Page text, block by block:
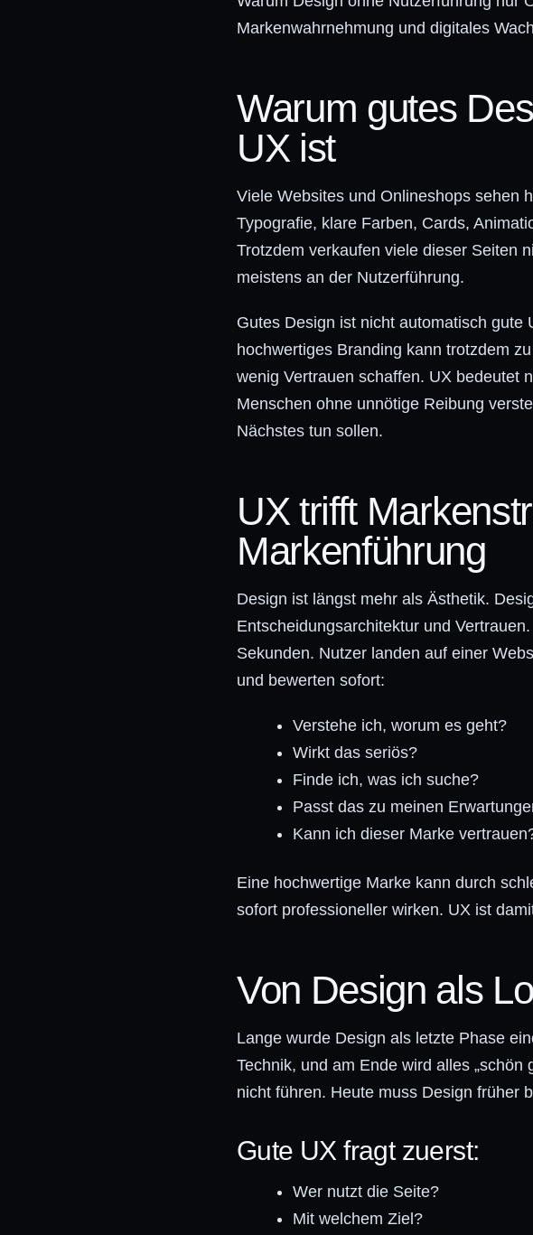
Markenwahrnehmung und digitales
Warum gutes
UX ist
Viele Websites und Onlineshops sehen
Typografie, klare Farben, Cards,
Trotzdem verkaufen viele dieser Seiten
meistens an der Nutzerführung.
Gutes Design ist nicht automatisch
hochwertiges Branding kann trotzdem
wenig Vertrauen schaffen. UX bedeutet
Menschen ohne unnötige Reibung
Nächstes tun sollen.
UX trifft
Markenführung
Design ist längst mehr als Ästhetik.
Entscheidungsarchitektur und
Sekunden. Nutzer landen auf einer
und bewerten sofort:
Verstehe ich, worum es geht?
Wirkt das seriös?
Finde ich, was ich suche?
Passt das zu meinen
Kann ich dieser Marke
Eine hochwertige Marke kann durch
sofort professioneller wirken. UX ist
Von Design als
Lange wurde Design als letzte Phase
Technik, und am Ende wird alles
nicht führen. Heute muss Design früher
Gute UX fragt zuerst:
Wer nutzt die Seite?
Mit welchem Ziel?